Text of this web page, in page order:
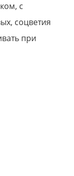
с
соцветия
при